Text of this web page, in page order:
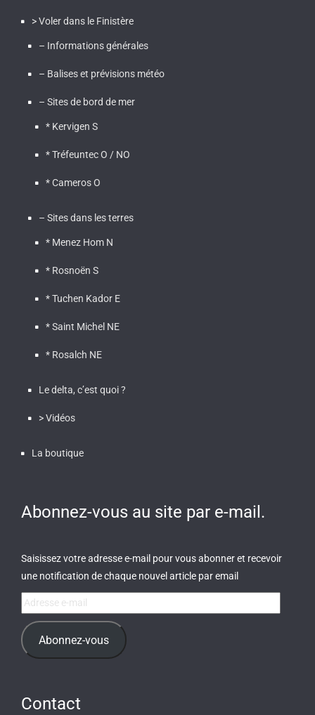
> Voler dans le Finistère
– Informations générales
– Balises et prévisions météo
– Sites de bord de mer
* Kervigen S
* Tréfeuntec O / NO
* Cameros O
– Sites dans les terres
* Menez Hom N
* Rosnoën S
* Tuchen Kador E
* Saint Michel NE
* Rosalch NE
Le delta, c’est quoi ?
> Vidéos
La boutique
Abonnez-vous au site par e-mail.
Saisissez votre adresse e-mail pour vous abonner et recevoir
une notification de chaque nouvel article par email
Adresse
e-
mail Abonnez-vous
Contact